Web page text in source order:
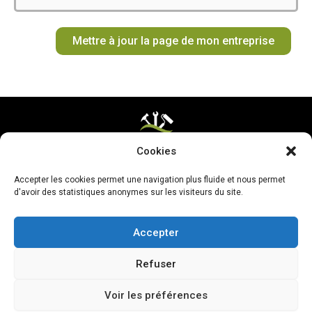
Cookies
Accepter les cookies permet une navigation plus fluide et nous permet
d'avoir des statistiques anonymes sur les visiteurs du site.
Accepter
Refuser
Voir les préférences
o
o
k
g
r
a
k
b
e
t
t
e
r
e
s
Mettre à jour la page de mon entreprise
Mettre ma page à jour